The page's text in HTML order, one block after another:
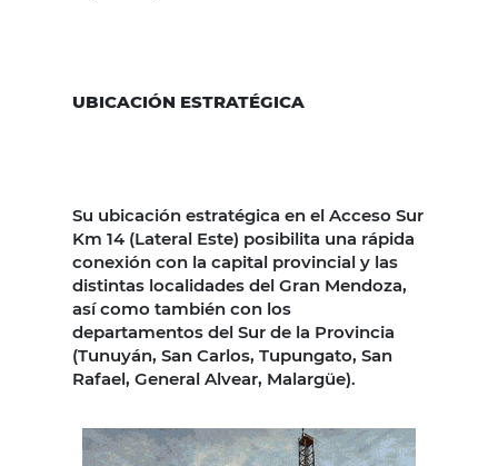
UBICACIÓN ESTRATÉGICA
Su ubicación estratégica en el Acceso Sur
Km 14 (Lateral Este) posibilita una rápida
conexión con la capital provincial y las
distintas localidades del Gran Mendoza,
así como también con los
departamentos del Sur de la Provincia
(Tunuyán, San Carlos, Tupungato, San
Rafael, General Alvear, Malargüe).